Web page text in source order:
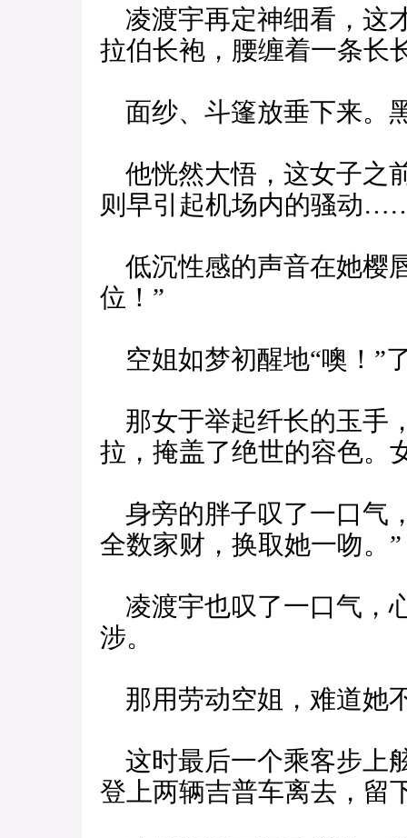
凌渡宇再定神细看，这
拉伯长袍，腰缠着一条长
面纱、斗篷放垂下来。
他恍然大悟，这女子之
则早引起机场内的骚动
低沉性感的声音在她樱
位！”
空姐如梦初醒地“噢！”
那女于举起纤长的玉手
拉，掩盖了绝世的容色。
身旁的胖子叹了一口气
全数家财，换取她一吻。”
凌渡宇也叹了一口气，
涉。
那用劳动空姐，难道她
这时最后一个乘客步上
登上两辆吉普车离去，留